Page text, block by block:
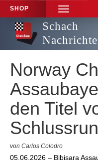
SHOP
TOGGLE
NAVIGATION
Schach
Norway
den Titel
von Carlos Colodro
05.06.2026 – Bibisara